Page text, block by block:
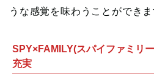
うな感覚を味わうことができま
SPY×FAMILY(スパイファミリ
充実